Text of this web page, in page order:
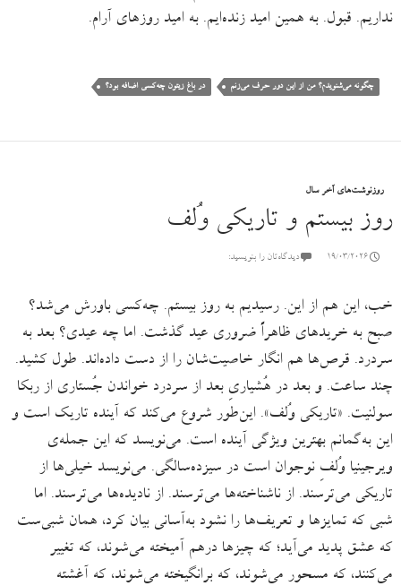
نداریم. قبول. به همین امید زند‌ه‌ایم. به امید روزهای آرام.
چگونه می‌شنویدم؟ من از این دور حرف می‌زنم در باغ زیتون چه‌کسی اضافه بود؟
روزنوشت‌های آخر سال
روز بیستم و تاریکی وُلف
19/03/2026 دیدگاه‌تان را بنویسید:
خب، این هم از این. رسیدیم به روز بیستم. چه‌کسی باورش می‌شد؟
صبح به خریدهای ظاهراً ضروری عید گذشت. اما چه عیدی؟ بعد به
سردرد. قرص‌ها هم انگار خاصیت‌شان را از دست داده‌اند. طول کشید.
چند ساعت. و بعد در هُشیاریِ بعد از سردرد خواندن جُستاری از ربکا
سولنیت. «تاریکی وُلف». این‌طور شروع می‌‌کند که آینده تاریک است و
این به‌گمانم بهترین ویژگی آینده است. می‌نویسد که این جمله‌ی
ویرجینیا وُلفِ نوجوان است در سیزده‌سالگی. می‌نویسد خیلی‌ها از
تاریکی می‌ترسند. از ناشناخته‌ها می‌ترسند. از نادیده‌ها می‌ترسند. اما
شبی که تمایزها و تعریف‌ها را نشود به‌آسانی بیان کرد، همان شبی‌ست
که عشق پدید می‌آید؛ که چیزها درهم آمیخته می‌شوند، که تغییر
می‌کنند، که مسحور می‌شوند، که برانگیخته می‌شوند، که آغشته